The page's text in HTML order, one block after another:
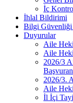
İç
İhlal Bildirimi
Bilgi Güvenliği
Duyurular
Aile
Aile
2026/3
2026/3.
Aile
İl İçi